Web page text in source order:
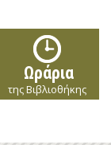
Ωράρια
της Βιβλιοθήκης